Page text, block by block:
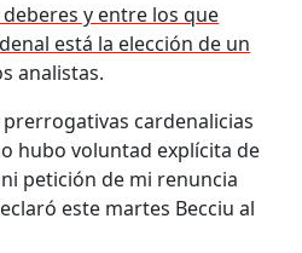
y entre los que
está la elección de un
analistas.
cardenalicias
hubo voluntad explícita de
petición de mi renuncia
este martes Becciu al